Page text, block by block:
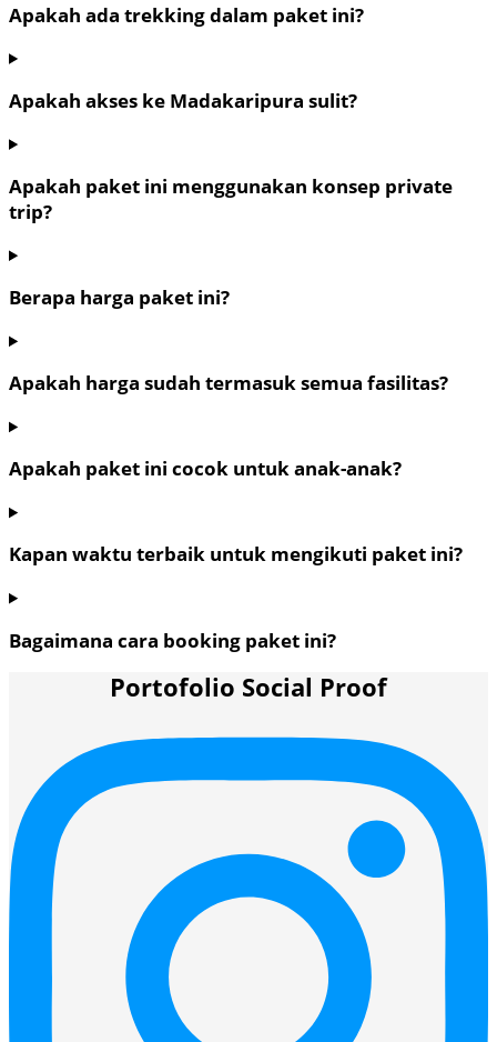
Apakah ada trekking dalam paket ini?
Apakah akses ke Madakaripura sulit?
Apakah paket ini menggunakan konsep private
trip?
Berapa harga paket ini?
Apakah harga sudah termasuk semua fasilitas?
Apakah paket ini cocok untuk anak-anak?
Kapan waktu terbaik untuk mengikuti paket ini?
Bagaimana cara booking paket ini?
Portofolio Social Proof